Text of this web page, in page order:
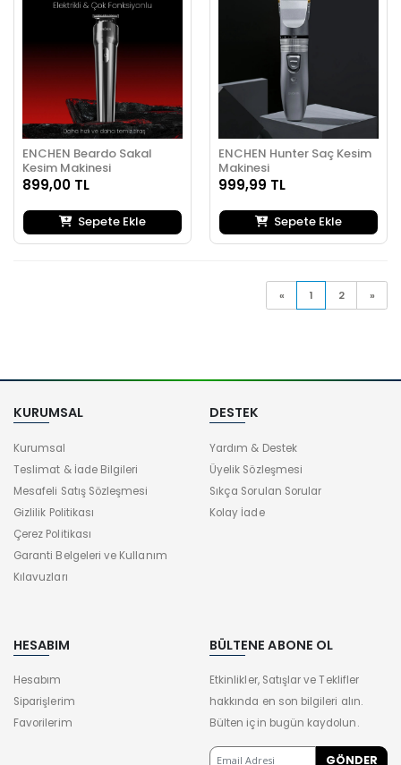
ENCHEN Beardo Sakal
Kesim Makinesi
899,00 TL
Sepete Ekle
ENCHEN Hunter Saç Kesim
Makinesi
999,99 TL
Sepete Ekle
« 1 2 »
KURUMSAL
Kurumsal
Teslimat & İade Bilgileri
Mesafeli Satış Sözleşmesi
Gizlilik Politikası
Çerez Politikası
Garanti Belgeleri ve Kullanım
Kılavuzları
DESTEK
Yardım & Destek
Üyelik Sözleşmesi
Sıkça Sorulan Sorular
Kolay İade
HESABIM
Hesabım
Siparişlerim
Favorilerim
BÜLTENE ABONE OL
Etkinlikler, Satışlar ve Teklifler
hakkında en son bilgileri alın.
Bülten için bugün kaydolun.